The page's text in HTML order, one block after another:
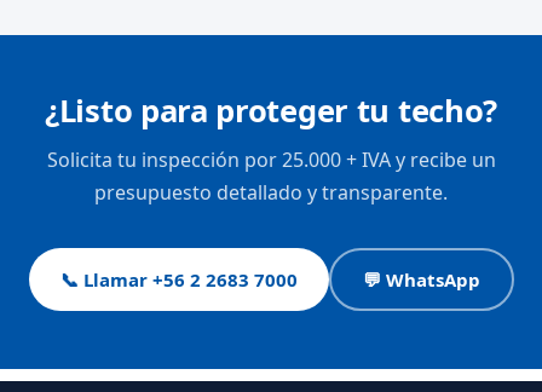
¿Listo para proteger tu techo?
Solicita tu inspección por 25.000 + IVA y recibe un
presupuesto detallado y transparente.
📞 Llamar +56 2 2683 7000 💬 WhatsApp